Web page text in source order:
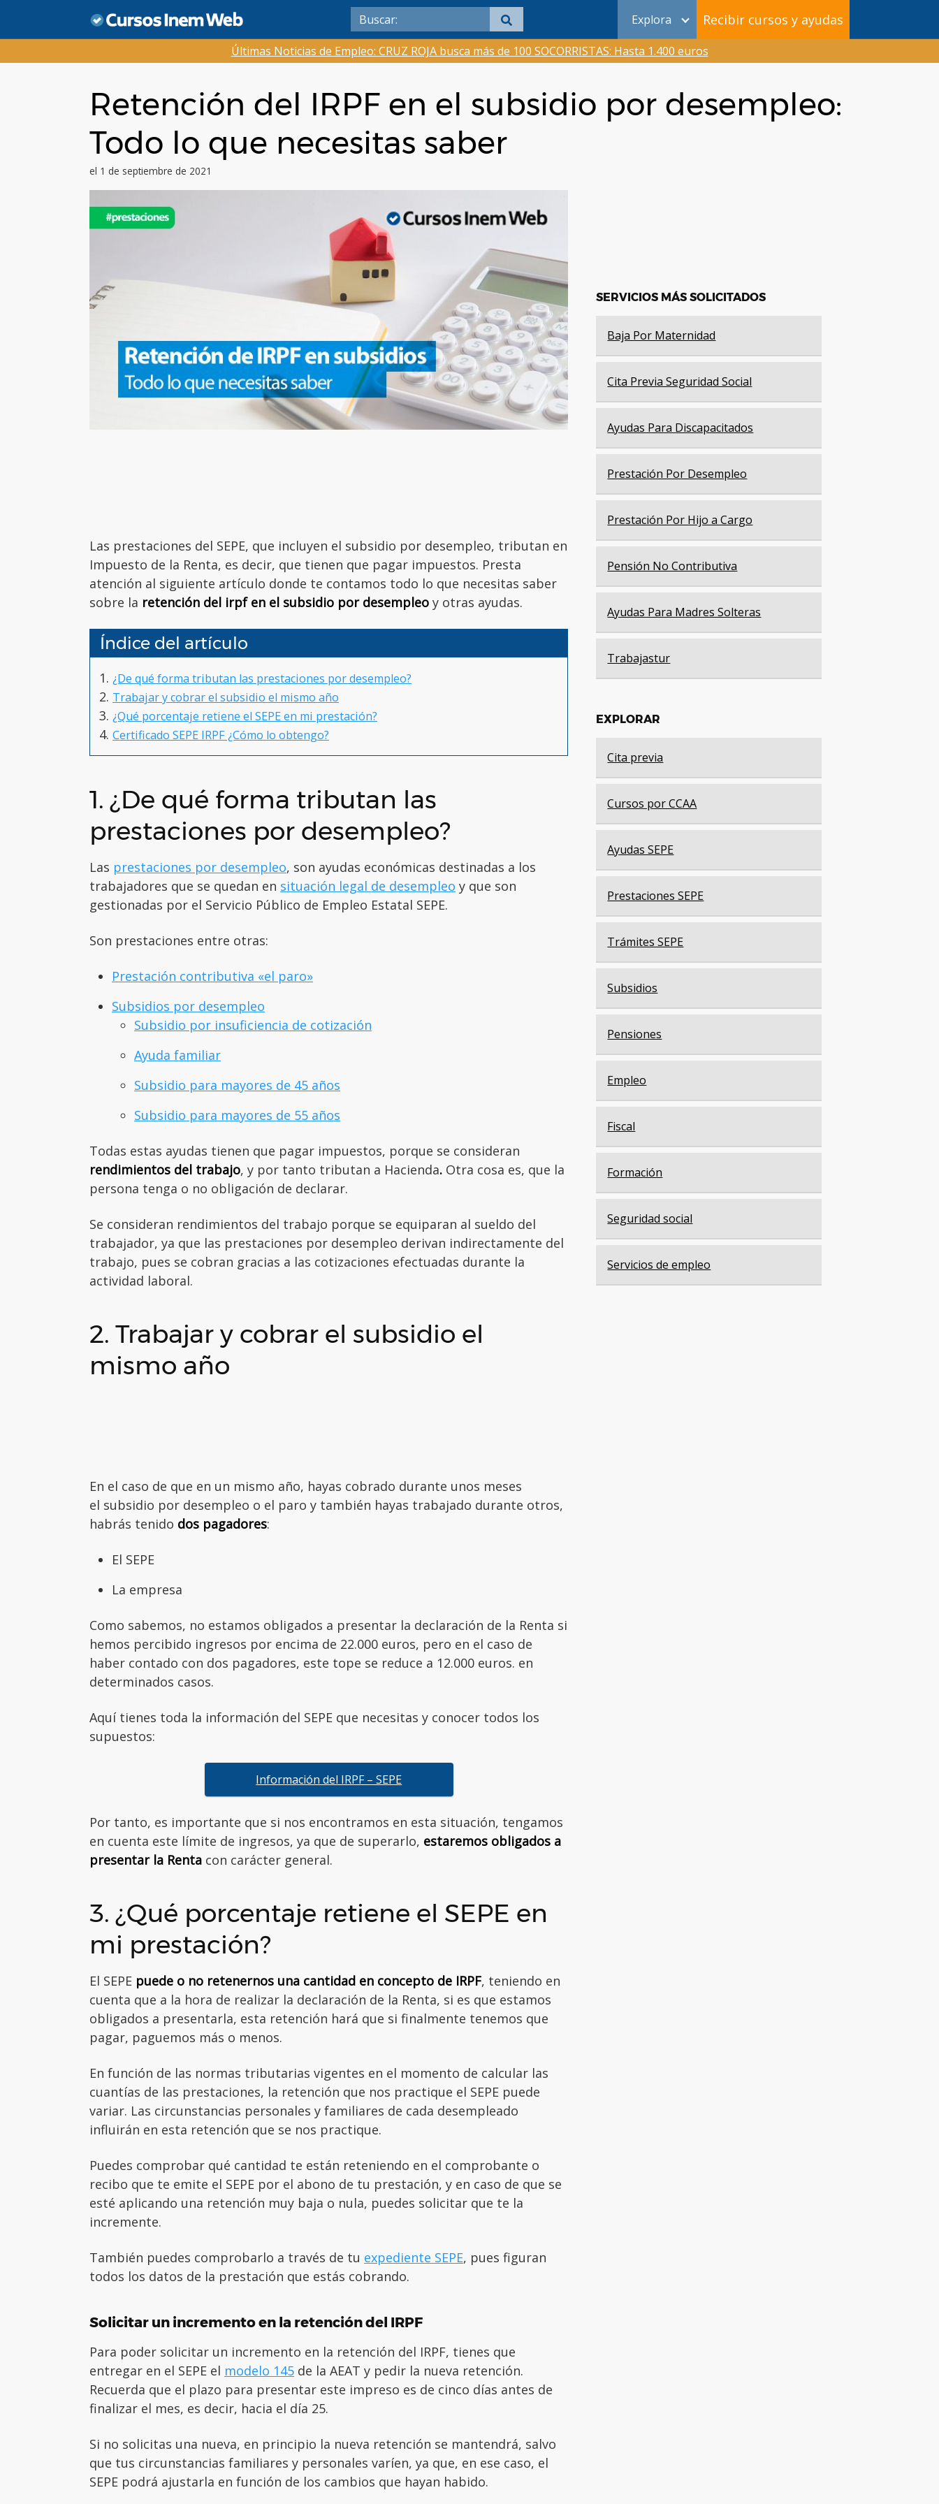
contenido
Explora Recibir cursos y ayudas
Últimas Noticias de Empleo: CRUZ ROJA busca más de 100 SOCORRISTAS: Hasta 1.400 euros
Retención del IRPF en el subsidio por desempleo:
Todo lo que necesitas saber
el 1 de septiembre de 2021
Las prestaciones del SEPE, que incluyen el subsidio por desempleo, tributan en
Impuesto de la Renta, es decir, que tienen que pagar impuestos. Presta
atención al siguiente artículo donde te contamos todo lo que necesitas saber
sobre la retención del irpf en el subsidio por desempleo y otras ayudas.
Índice del artículo
¿De qué forma tributan las prestaciones por desempleo?
Trabajar y cobrar el subsidio el mismo año
¿Qué porcentaje retiene el SEPE en mi prestación?
Certificado SEPE IRPF ¿Cómo lo obtengo?
1. ¿De qué forma tributan las
prestaciones por desempleo?
Las prestaciones por desempleo, son ayudas económicas destinadas a los
trabajadores que se quedan en situación legal de desempleo y que son
gestionadas por el Servicio Público de Empleo Estatal SEPE.
Son prestaciones entre otras:
Prestación contributiva «el paro»
Subsidios por desempleo
Subsidio por insuficiencia de cotización
Ayuda familiar
Subsidio para mayores de 45 años
Subsidio para mayores de 55 años
Todas estas ayudas tienen que pagar impuestos, porque se consideran
rendimientos del trabajo, y por tanto tributan a Hacienda. Otra cosa es, que la
persona tenga o no obligación de declarar.
Se consideran rendimientos del trabajo porque se equiparan al sueldo del
trabajador, ya que las prestaciones por desempleo derivan indirectamente del
trabajo, pues se cobran gracias a las cotizaciones efectuadas durante la
actividad laboral.
2. Trabajar y cobrar el subsidio el
mismo año
En el caso de que en un mismo año, hayas cobrado durante unos meses
el subsidio por desempleo o el paro y también hayas trabajado durante otros,
habrás tenido dos pagadores:
El SEPE
La empresa
Como sabemos, no estamos obligados a presentar la declaración de la Renta si
hemos percibido ingresos por encima de 22.000 euros, pero en el caso de
haber contado con dos pagadores, este tope se reduce a 12.000 euros. en
determinados casos.
Aquí tienes toda la información del SEPE que necesitas y conocer todos los
supuestos:
Información del IRPF – SEPE
Por tanto, es importante que si nos encontramos en esta situación, tengamos
en cuenta este límite de ingresos, ya que de superarlo, estaremos obligados a
presentar la Renta con carácter general.
3. ¿Qué porcentaje retiene el SEPE en
mi prestación?
El SEPE puede o no retenernos una cantidad en concepto de IRPF, teniendo en
cuenta que a la hora de realizar la declaración de la Renta, si es que estamos
obligados a presentarla, esta retención hará que si finalmente tenemos que
pagar, paguemos más o menos.
En función de las normas tributarias vigentes en el momento de calcular las
cuantías de las prestaciones, la retención que nos practique el SEPE puede
variar. Las circunstancias personales y familiares de cada desempleado
influirán en esta retención que se nos practique.
Puedes comprobar qué cantidad te están reteniendo en el comprobante o
recibo que te emite el SEPE por el abono de tu prestación, y en caso de que se
esté aplicando una retención muy baja o nula, puedes solicitar que te la
incremente.
También puedes comprobarlo a través de tu expediente SEPE, pues figuran
todos los datos de la prestación que estás cobrando.
Solicitar un incremento en la retención del IRPF
Para poder solicitar un incremento en la retención del IRPF, tienes que
entregar en el SEPE el modelo 145 de la AEAT y pedir la nueva retención.
Recuerda que el plazo para presentar este impreso es de cinco días antes de
finalizar el mes, es decir, hacia el día 25.
Si no solicitas una nueva, en principio la nueva retención se mantendrá, salvo
que tus circunstancias familiares y personales varíen, ya que, en ese caso, el
SEPE podrá ajustarla en función de los cambios que hayan habido.
SERVICIOS MÁS SOLICITADOS
Baja Por Maternidad
Cita Previa Seguridad Social
Ayudas Para Discapacitados
Prestación Por Desempleo
Prestación Por Hijo a Cargo
Pensión No Contributiva
Ayudas Para Madres Solteras
Trabajastur
EXPLORAR
Cita previa
Cursos por CCAA
Ayudas SEPE
Prestaciones SEPE
Trámites SEPE
Subsidios
Pensiones
Empleo
Fiscal
Formación
Seguridad social
Servicios de empleo